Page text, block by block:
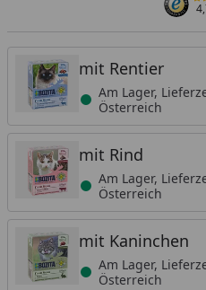
mit Rentier
Am Lager,
Österreich
mit Rind
Am Lager,
Österreich
mit Kaninchen
Am Lager,
Österreich